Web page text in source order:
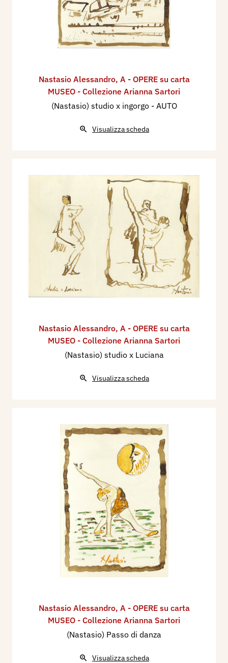
Nastasio Alessandro, A - OPERE su carta
MUSEO - Collezione Arianna Sartori
(Nastasio) studio x ingorgo - AUTO
Visualizza scheda
Nastasio Alessandro, A - OPERE su carta
MUSEO - Collezione Arianna Sartori
(Nastasio) studio x Luciana
Visualizza scheda
Nastasio Alessandro, A - OPERE su carta
MUSEO - Collezione Arianna Sartori
(Nastasio) Passo di danza
Visualizza scheda